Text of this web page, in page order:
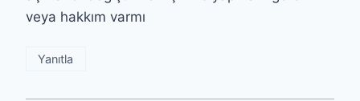
veya hakkım varmı
Yanıtla